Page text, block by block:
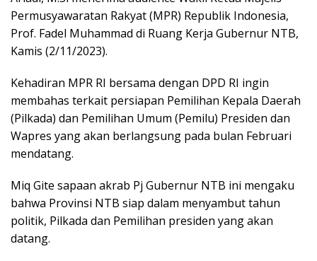
Permusyawaratan Rakyat (MPR) Republik Indonesia,
Prof. Fadel Muhammad di Ruang Kerja Gubernur NTB,
Kamis (2/11/2023).
Kehadiran MPR RI bersama dengan DPD RI ingin
membahas terkait persiapan Pemilihan Kepala Daerah
(Pilkada) dan Pemilihan Umum (Pemilu) Presiden dan
Wapres yang akan berlangsung pada bulan Februari
mendatang.
Miq Gite sapaan akrab Pj Gubernur NTB ini mengaku
bahwa Provinsi NTB siap dalam menyambut tahun
politik, Pilkada dan Pemilihan presiden yang akan
datang.